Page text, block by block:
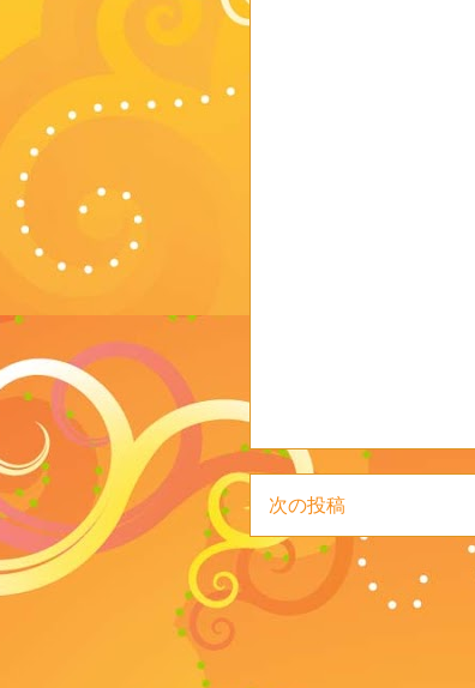
次の投稿